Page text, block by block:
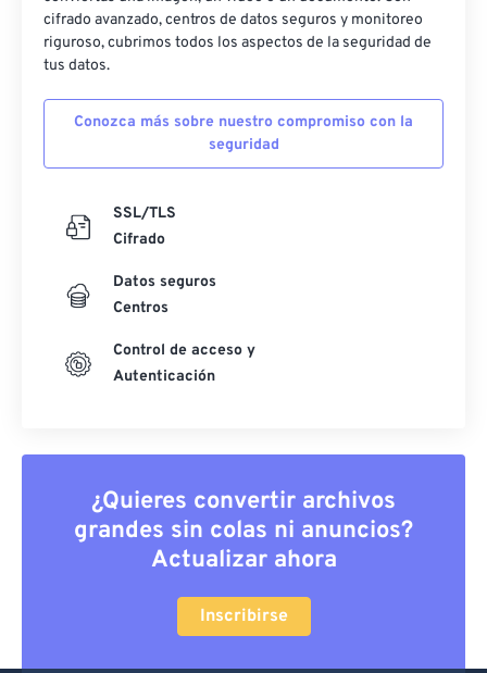
cifrado avanzado, centros de datos seguros y monitoreo
riguroso, cubrimos todos los aspectos de la seguridad de
tus datos.
Conozca más sobre nuestro compromiso con la
seguridad
SSL/TLS
Cifrado
Datos seguros
Centros
Control de acceso y
Autenticación
¿Quieres convertir archivos
grandes sin colas ni anuncios?
Actualizar ahora
Inscribirse